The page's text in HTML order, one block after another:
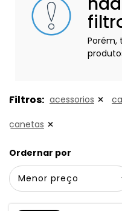
Porém,
Filtros: acessorios
canetas
Ordernar por